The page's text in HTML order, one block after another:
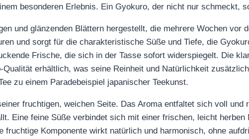
besonderen Erlebnis. Ein Gyokuro, der nicht nur schmeckt,
und glänzenden Blättern hergestellt, die mehrere Wochen vor
und sorgt für die charakteristische Süße und Tiefe, die
Frische, die sich in der Tasse sofort widerspiegelt. Die
erhältlich, was seine Reinheit und Natürlichkeit
zu einem Paradebeispiel japanischer Teekunst.
fruchtigen, weichen Seite. Das Aroma entfaltet sich voll und
Eine feine Süße verbindet sich mit einer frischen, leicht
fruchtige Komponente wirkt natürlich und harmonisch, ohne